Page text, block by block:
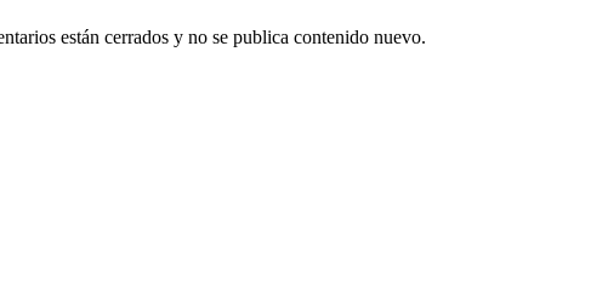
están cerrados y no se publica contenido nuevo.